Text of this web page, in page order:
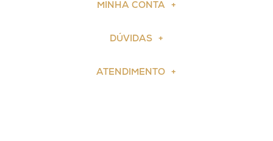
MINHA CONTA
DÚVIDAS
ATENDIMENTO